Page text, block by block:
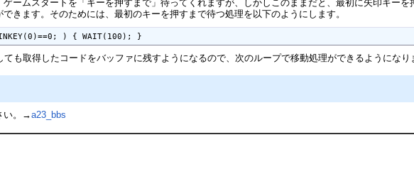
ゲームスタートを「キーを押すまで」待ってくれますが、しかしこのままだと、最初に矢印キー
できます。そのためには、最初のキーを押すまで待つ処理を以下のようにします。
) { WAIT(100); }
ても取得したコードをバッファに残すようになるので、次のループで移動処理ができるようになり
い。→a23_bbs